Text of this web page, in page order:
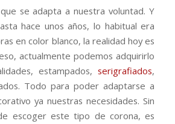
se adapta a nuestra voluntad.Y
hace unos años, lo habitual era
en color blanco, la realidad hoy es
actualmente podemos adquirirlo
estampados,serigrafiados,
Todo para poder adaptarse a
ya nuestras necesidades.Sin
escoger este tipo de corona, es